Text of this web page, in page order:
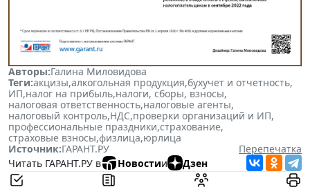
Авторы:Галина Миловидова
Теги:акцизы,алкогольная продукция,бухучет и отчетность,
ИП,налог на прибыль,налоги, сборы, взносы,
налоговая ответственность,налоговые агенты,
налоговый контроль,НДС,проверки организаций и ИП,
профессиональные праздники,страхование,
страховые взносы,физлица,юрлица
Источник:ГАРАНТ.РУ
Перепечатка
Читать ГАРАНТ.РУ в
Новостии Дзен